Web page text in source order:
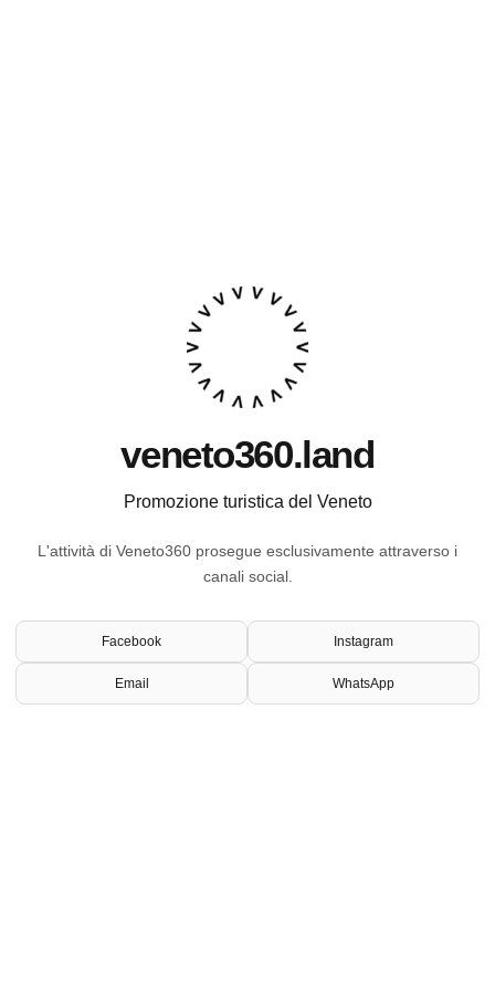
veneto360.land
Promozione turistica del Veneto
L'attività di Veneto360 prosegue esclusivamente attraverso i
canali social.
Facebook Instagram
Email WhatsApp